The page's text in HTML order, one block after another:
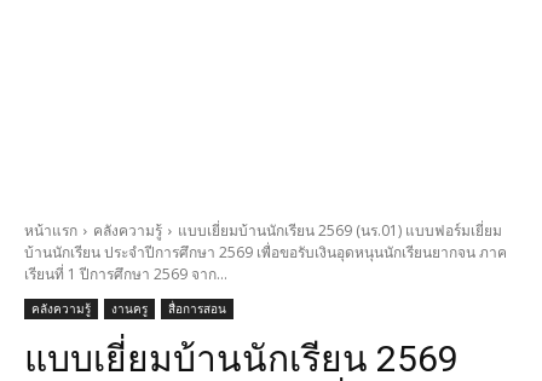
หน้าแรก คลังความรู้
แบบเยี่ยมบ้านนักเรียน 2569 (นร.01) แบบฟอร์มเยี่ยม
บ้านนักเรียน ประจำปีการศึกษา 2569 เพื่อขอรับเงินอุดหนุนนักเรียนยากจน ภาค
เรียนที่ 1 ปีการศึกษา 2569 จาก...
คลังความรู้ งานครู สื่อการสอน
แบบเยี่ยมบ้านนักเรียน 2569